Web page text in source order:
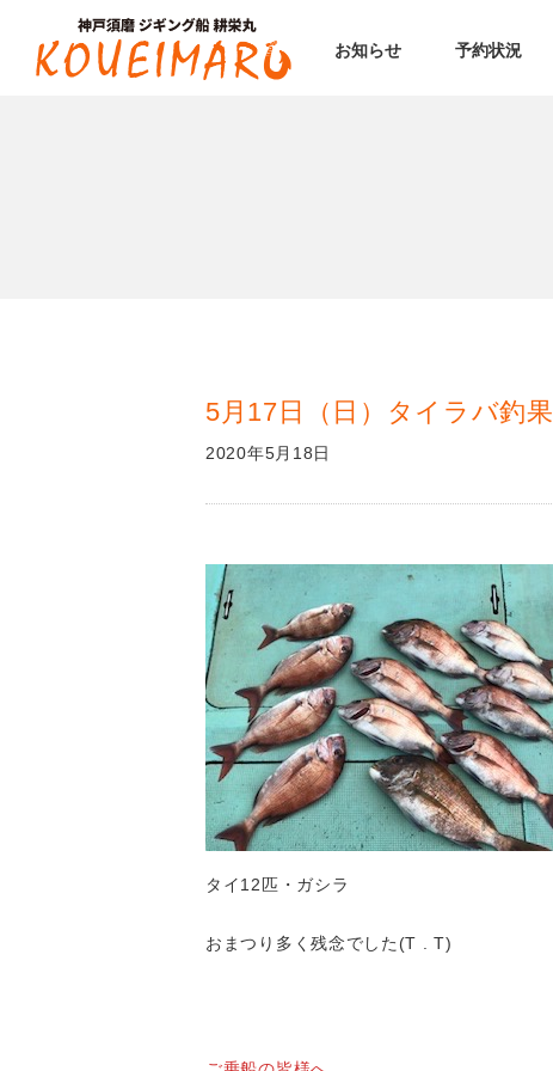
お知らせ 予約状況
5月17日（日）タイラバ釣果
2020年5月18日
タイ12匹・ガシラ
おまつり多く残念でした(T . T)